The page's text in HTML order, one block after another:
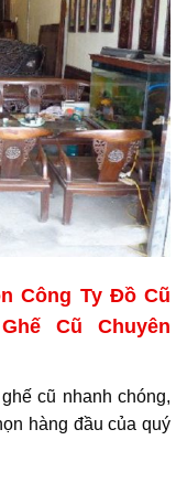
Công Ty Đồ Cũ
Cũ Chuyên
cũ nhanh chóng,
hàng đầu của quý